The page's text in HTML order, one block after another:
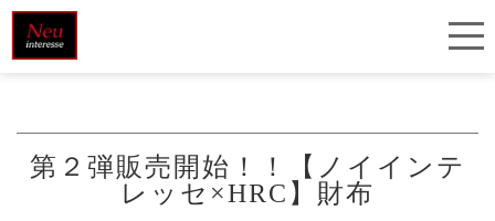
第２弾販売開始！！【ノイインテ
レッセ×HRC】財布